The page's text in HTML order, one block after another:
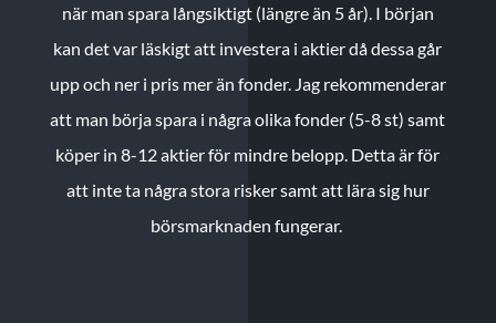
när man spara långsiktigt (längre än 5 år). I början
kan det var läskigt att investera i aktier då dessa går
upp och ner i pris mer än fonder. Jag rekommenderar
att man börja spara i några olika fonder (5-8 st) samt
köper in 8-12 aktier för mindre belopp. Detta är för
att inte ta några stora risker samt att lära sig hur
börsmarknaden fungerar.